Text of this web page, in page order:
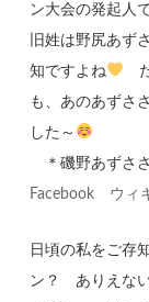
ン大会の発起
旧姓は野尻あず
知ですよね
も、あのあずさ
した～
＊磯野あずさ
Facebook
ウィ
日頃の私をご存
ン？ ありえな